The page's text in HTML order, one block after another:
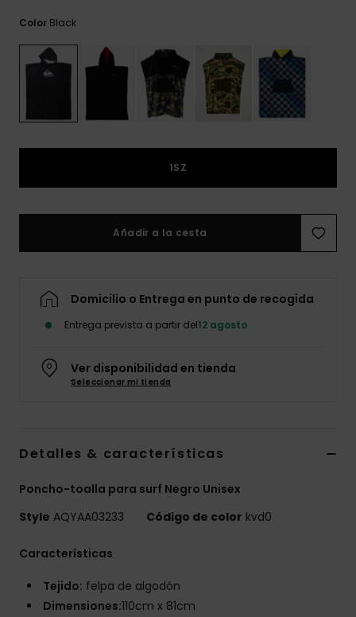
Consultar
las FAQ
Color Black
1SZ
Añadir a la cesta
Domicilio o Entrega en punto de recogida
Entrega prevista a partir del12 agosto
Ver disponibilidad en tienda
Seleccionar mi tienda
Detalles & características
Poncho-toalla para surf Negro Unisex
Style AQYAA03233 Código de color kvd0
Características
Tejido: felpa de algodón
Dimensiones:110cm x 81cm